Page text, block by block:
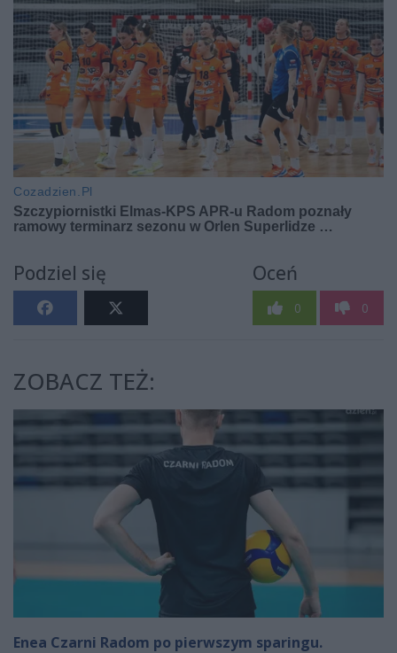
Podziel się Oceń
0 0
ZOBACZ TEŻ:
Enea Czarni Radom po pierwszym sparingu.